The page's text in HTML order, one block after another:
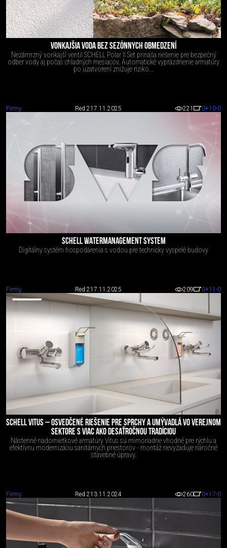
VONKAJŠIA VODA BEZ SEZÓNNYCH OBMEDZENÍ
Nezámrzný vonkajší ventil SCHELL Polar II Set prináša riešenie pre bezpečný
odber vody aj počas chladných mesiacov. Automatické vyprázdnenie armatúry
po uzatvorení znižuje riziko...
Firmy Red 217.11.2025 221 0+10-0
SCHELL WATERMANAGEMENT SYSTEM
Digitálny systém hospodárenia s vodou pre technicky vyspelé budovy
Firmy Red 217.11.2025 209 0+11 -0
SCHELL VITUS – OSVEDČENÉ RIEŠENIE PRE SPRCHY A UMÝVADLÁ VO VEREJNOM
SEKTORE S VIAC AKO DESAŤROČNOU TRADÍCIOU
Nástenné nadomietkové armatúry Vitus sú mimoriadne vhodné pre rýchlu a
efektívnu modernizáciu sanitárnych priestorov - montáž nevyžaduje náročné
stavebné úpravy.
Firmy Red 213.11.2024 260 0+17-0